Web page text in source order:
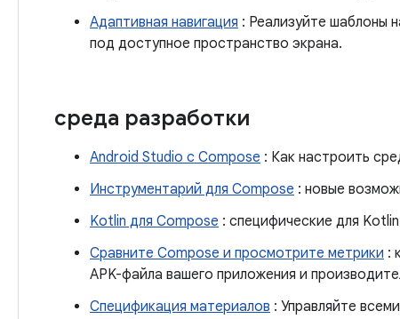
Адаптивная навигация : Реализуйте шаблоны
под доступное пространство экрана.
среда разработки
Android Studio с Compose : Как настроить
Инструментарий для Compose : новые
Kotlin для Compose : специфические для
Сравните Compose и просмотрите метрики :
APK-файла вашего приложения и
Спецификация материалов : Управляйте